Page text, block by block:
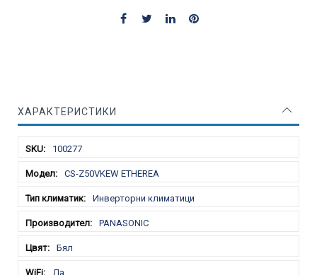
ХАРАКТЕРИСТИКИ
100277
CS-Z50VKEW ETHEREA
Инверторни климатици
PANASONIC
Бял
Да